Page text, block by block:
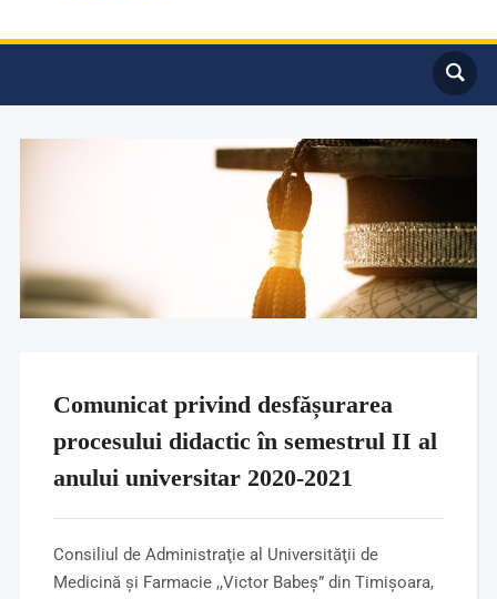
Comunicat privind desfășurarea
procesului didactic în semestrul II al
anului universitar 2020-2021
Consiliul de Administraţie al Universităţii de
Medicină şi Farmacie ,,Victor Babeş” din Timişoara,